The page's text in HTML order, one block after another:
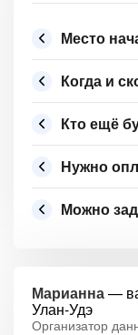
Место
Когда и
Кто ещё
Нужно
Можно
Марианна—
Улан-Удэ
Организатор